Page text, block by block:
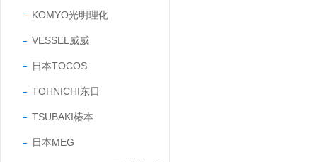
KOMYO光明理化
VESSEL威威
日本TOCOS
TOHNICHI东日
TSUBAKI椿本
日本MEG